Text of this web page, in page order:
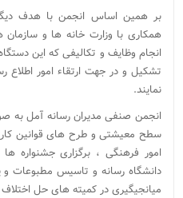
بر همین اساس انجمن با هدف
همکاری با وزارت خانه ها و
انجام وظایف و تکالیفی که این
تشکیل و در جهت ارتقاء امور اطلاع
نمایند.
انجمن صنفی مدیران رسانه آمل به
سطح معیشتی و طرح های قوانین کار
امور فرهنگی ، برگزاری جشنواره
دانشگاه رسانه و تاسیس مطبوعات و
میانجیگیری در کمیته های حل اختلاف